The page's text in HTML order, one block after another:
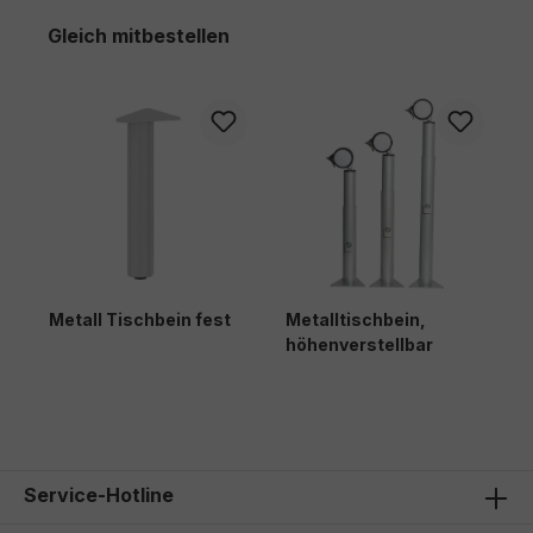
Produktgalerie überspringen
Gleich mitbestellen
Metall Tischbein fest
Metalltischbein,
höhenverstellbar
Service-Hotline